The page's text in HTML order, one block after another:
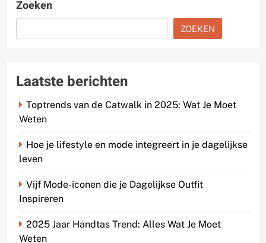
Zoeken
ZOEKEN
Laatste berichten
Toptrends van de Catwalk in 2025: Wat Je Moet
Weten
Hoe je lifestyle en mode integreert in je dagelijkse
leven
Vijf Mode-iconen die je Dagelijkse Outfit
Inspireren
2025 Jaar Handtas Trend: Alles Wat Je Moet
Weten